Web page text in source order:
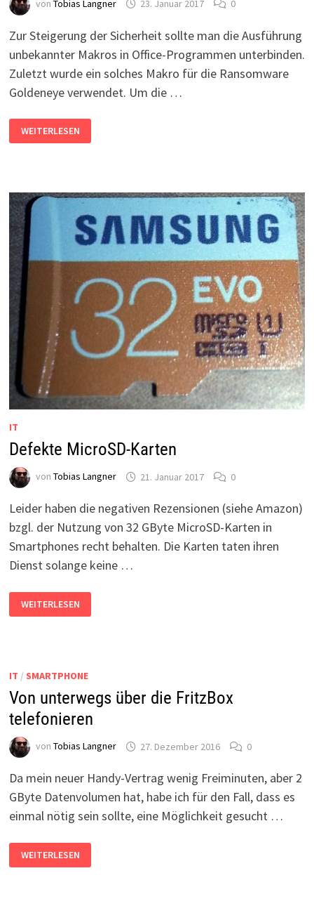
von Tobias Langner 23. Januar 2017 0
Zur Steigerung der Sicherheit sollte man die Ausführung
unbekannter Makros in Office-Programmen unterbinden.
Zuletzt wurde ein solches Makro für die Ransomware
Goldeneye verwendet. Um die …
MAKROS
PER
GRUPPENRICHTLINIE
WEITERLESEN
IT
Defekte MicroSD-Karten
von Tobias Langner 21. Januar 2017 0
Leider haben die negativen Rezensionen (siehe Amazon)
bzgl. der Nutzung von 32 GByte MicroSD-Karten in
Smartphones recht behalten. Die Karten taten ihren
Dienst solange keine …
MICROSD-
KARTEN
WEITERLESEN
IT / SMARTPHONE
Von unterwegs über die FritzBox
telefonieren
von Tobias Langner 27. Dezember 2016 0
Da mein neuer Handy-Vertrag wenig Freiminuten, aber 2
GByte Datenvolumen hat, habe ich für den Fall, dass es
einmal nötig sein sollte, eine Möglichkeit gesucht …
UNTERWEGS
ÜBER
WEITERLESEN